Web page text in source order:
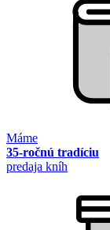
Máme
35-ročnú tradíciu
predaja kníh